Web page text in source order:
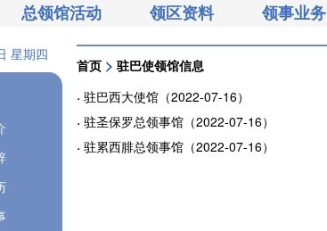
总领馆活动 领区资料 领事业务
星期四
首页> 驻巴使领馆信息
驻巴西大使馆（2022-07-16）
驻圣保罗总领事馆（2022-07-16）
驻累西腓总领事馆（2022-07-16）